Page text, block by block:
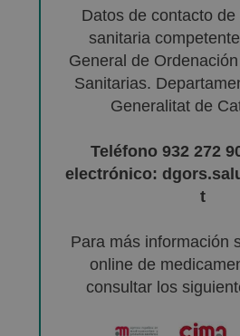
Datos de contacto
sanitaria
General de
Sanitarias.
Generalitat de
Teléfono 932 272
electrónico:
t
Para más información
online de
consultar los